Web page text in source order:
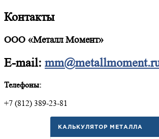
Контакты
ООО «Металл Момент»
E-mail:
Телефоны:
+7 (812) 389-23-81